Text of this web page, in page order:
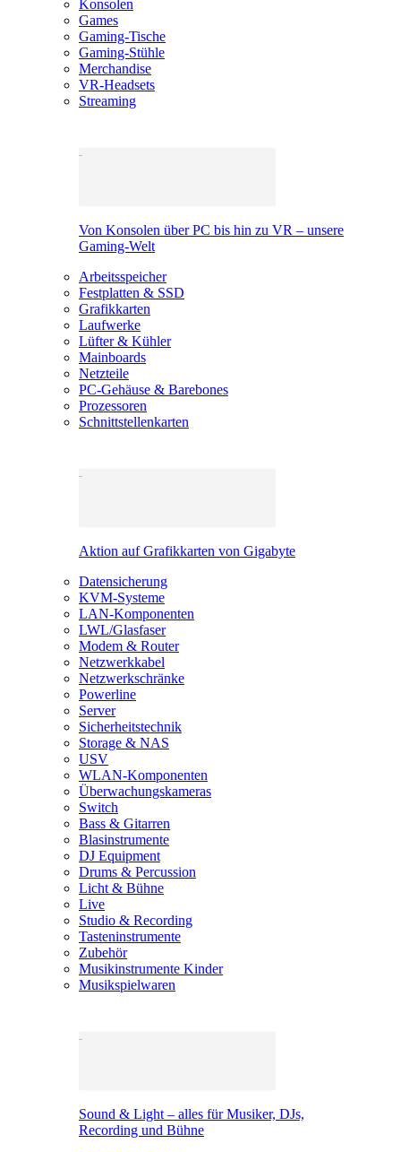
Konsolen
Games
Gaming-Tische
Gaming-Stühle
Merchandise
VR-Headsets
Streaming
Von Konsolen über PC bis hin zu VR – unsere
Gaming-Welt
Arbeitsspeicher
Festplatten & SSD
Grafikkarten
Laufwerke
Lüfter & Kühler
Mainboards
Netzteile
PC-Gehäuse & Barebones
Prozessoren
Schnittstellenkarten
Aktion auf Grafikkarten von Gigabyte
Datensicherung
KVM-Systeme
LAN-Komponenten
LWL/Glasfaser
Modem & Router
Netzwerkkabel
Netzwerkschränke
Powerline
Server
Sicherheitstechnik
Storage & NAS
USV
WLAN-Komponenten
Überwachungskameras
Switch
Bass & Gitarren
Blasinstrumente
DJ Equipment
Drums & Percussion
Licht & Bühne
Live
Studio & Recording
Tasteninstrumente
Zubehör
Musikinstrumente Kinder
Musikspielwaren
Sound & Light – alles für Musiker, DJs,
Recording und Bühne